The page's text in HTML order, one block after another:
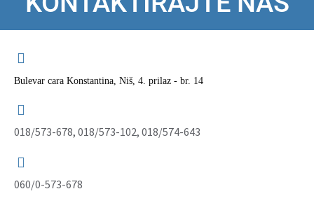
Bulevar cara Konstantina, Niš, 4. prilaz - br. 14
018/573-678, 018/573-102, 018/574-643
060/0-573-678